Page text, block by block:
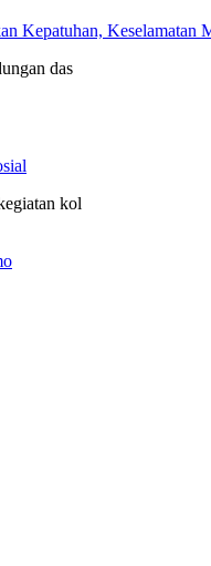
Kepatuhan, Keselamatan
das
kol